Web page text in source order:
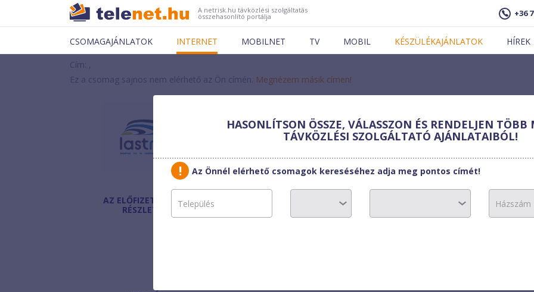
A netrisk.hu távközlési szolgáltatás
összehasonlító portálja +36
CSOMAGAJÁNLATOK INTERNET MOBILNET TV MOBIL KÉSZÜLÉKAJÁNLATOK HÍREK
Cím: ,
Ez a csomag sajnos nem elérhető az Ön címén. Megnézem másik címen!
Last Mile
Fiber Office 1000
AZ ELŐFIZETÉS
RÉSZLETEI
Havi díj
10730 Ft
Egyszeri díj:
17500 Ft
HASONLÍTSON ÖSSZE, VÁLASSZON ÉS RENDELJEN
TÁVKÖZLÉSI SZOLGÁLTATÓ AJÁNLATAIBÓL!
Az Önnél elérhető csomagok kereséséhez adja meg pontos címét!